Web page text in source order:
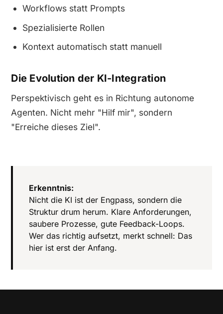
Workflows statt Prompts
Spezialisierte Rollen
Kontext automatisch statt manuell
Die Evolution der KI-Integration
Perspektivisch geht es in Richtung autonome
Agenten. Nicht mehr "Hilf mir", sondern
"Erreiche dieses Ziel".
Erkenntnis:
Nicht die KI ist der Engpass, sondern die
Struktur drum herum. Klare Anforderungen,
saubere Prozesse, gute Feedback-Loops.
Wer das richtig aufsetzt, merkt schnell: Das
hier ist erst der Anfang.